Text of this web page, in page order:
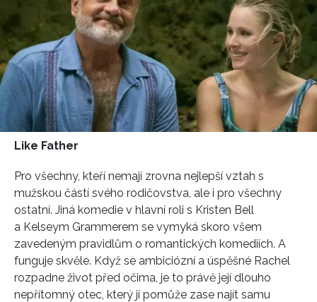
Like Father
Pro všechny, kteří nemají zrovna nejlepší vztah s
mužskou částí svého rodičovstva, ale i pro všechny
ostatní. Jiná komedie v hlavní roli s Kristen Bell
a Kelseym Grammerem se vymyká skoro všem
zavedeným pravidlům o romantických komediích. A
funguje skvěle. Když se ambiciózní a úspěšné Rachel
rozpadne život před očima, je to právě její dlouho
nepřítomný otec, který jí pomůže zase najít samu